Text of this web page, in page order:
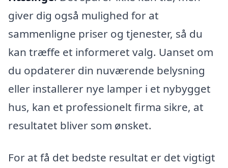
giver dig også mulighed for at
sammenligne priser og tjenester, så du
kan træffe et informeret valg. Uanset om
du opdaterer din nuværende belysning
eller installerer nye lamper i et nybygget
hus, kan et professionelt firma sikre, at
resultatet bliver som ønsket.
For at få det bedste resultat er det vigtigt